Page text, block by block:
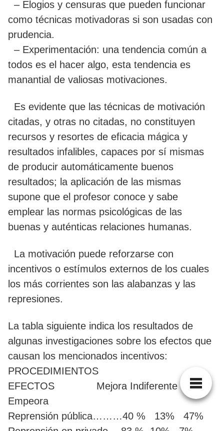
– Elogios y censuras que pueden funcionar
como técnicas motivadoras si son usadas con
prudencia.
– Experimentación: una tendencia común a
todos es el hacer algo, esta tendencia es
manantial de valiosas motivaciones.
Es evidente que las técnicas de motivación
citadas, y otras no citadas, no constituyen
recursos y resortes de eficacia mágica y
resultados infalibles, capaces por sí mismas
de producir automáticamente buenos
resultados; la aplicación de las mismas
supone que el profesor conoce y sabe
emplear las normas psicológicas de las
buenas y auténticas relaciones humanas.
La motivación puede reforzarse con
incentivos o estímulos externos de los cuales
los más corrientes son las alabanzas y las
represiones.
La tabla siguiente indica los resultados de
algunas investigaciones sobre los efectos que
causan los mencionados incentivos:
PROCEDIMIENTOS
EFECTOS Mejora Indiferente
Empeora
Reprensión pública………40 % 13% 47%